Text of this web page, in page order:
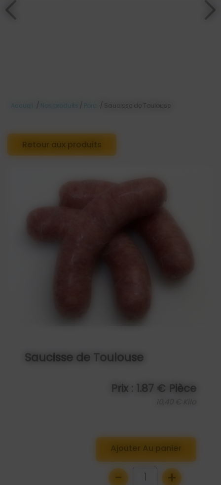
Accueil / Nos produits / / Saucisse de Toulouse
Retour aux produits
Saucisse de Toulouse
Prix : 1.87 € Pièce
Ajouter Au panier
- +